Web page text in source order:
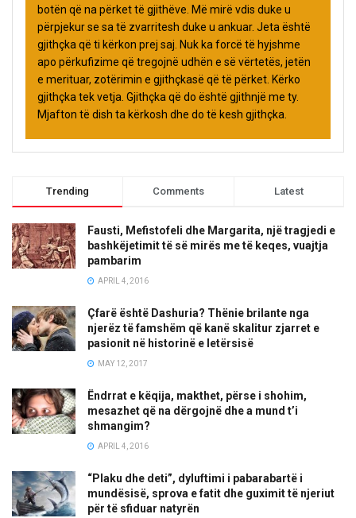
botën që na përket të gjithëve. Më mirë vdis duke u
përpjekur se sa të zvarritesh duke u ankuar. Jeta është
gjithçka që ti kërkon prej saj. Nuk ka forcë të hyjshme
apo përkufizime që tregojnë udhën e së vërtetës, jetën
e merituar, zotërimin e gjithçkasë që të përket. Kërko
gjithçka tek vetja. Gjithçka që do është gjithnjë me ty.
Mjafton të dish ta kërkosh dhe do të kesh gjithçka.
Trending Comments Latest
Fausti, Mefistofeli dhe Margarita, një tragjedi e
bashkëjetimit të së mirës me të keqes, vuajtja
pambarim
APRIL 4, 2016
Çfarë është Dashuria? Thënie brilante nga
njerëz të famshëm që kanë skalitur zjarret e
pasionit në historinë e letërsisë
MAY 12, 2017
Ëndrrat e këqija, makthet, përse i shohim,
mesazhet që na dërgojnë dhe a mund t’i
shmangim?
APRIL 4, 2016
“Plaku dhe deti”, dyluftimi i pabarabartë i
mundësisë, sprova e fatit dhe guximit të njeriut
për të sfiduar natyrën